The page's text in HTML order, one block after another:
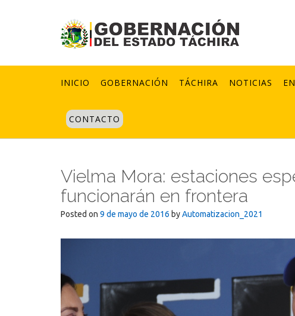
INICIO GOBERNACIÓN TÁCHIRA NOTICIAS
CONTACTO
Vielma Mora: estaciones
funcionarán en frontera
Posted on 9 de mayo de 2016 byAutomatizacion_2021